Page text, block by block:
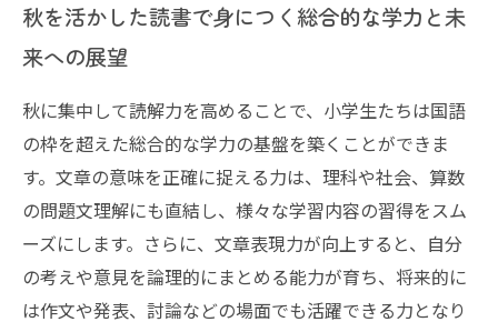
秋を活かした読書で身につく総合的な学力と未
来への展望
秋に集中して読解力を高めることで、小学生たちは国語
の枠を超えた総合的な学力の基盤を築くことができま
す。文章の意味を正確に捉える力は、理科や社会、算数
の問題文理解にも直結し、様々な学習内容の習得をスム
ーズにします。さらに、文章表現力が向上すると、自分
の考えや意見を論理的にまとめる能力が育ち、将来的に
は作文や発表、討論などの場面でも活躍できる力となり